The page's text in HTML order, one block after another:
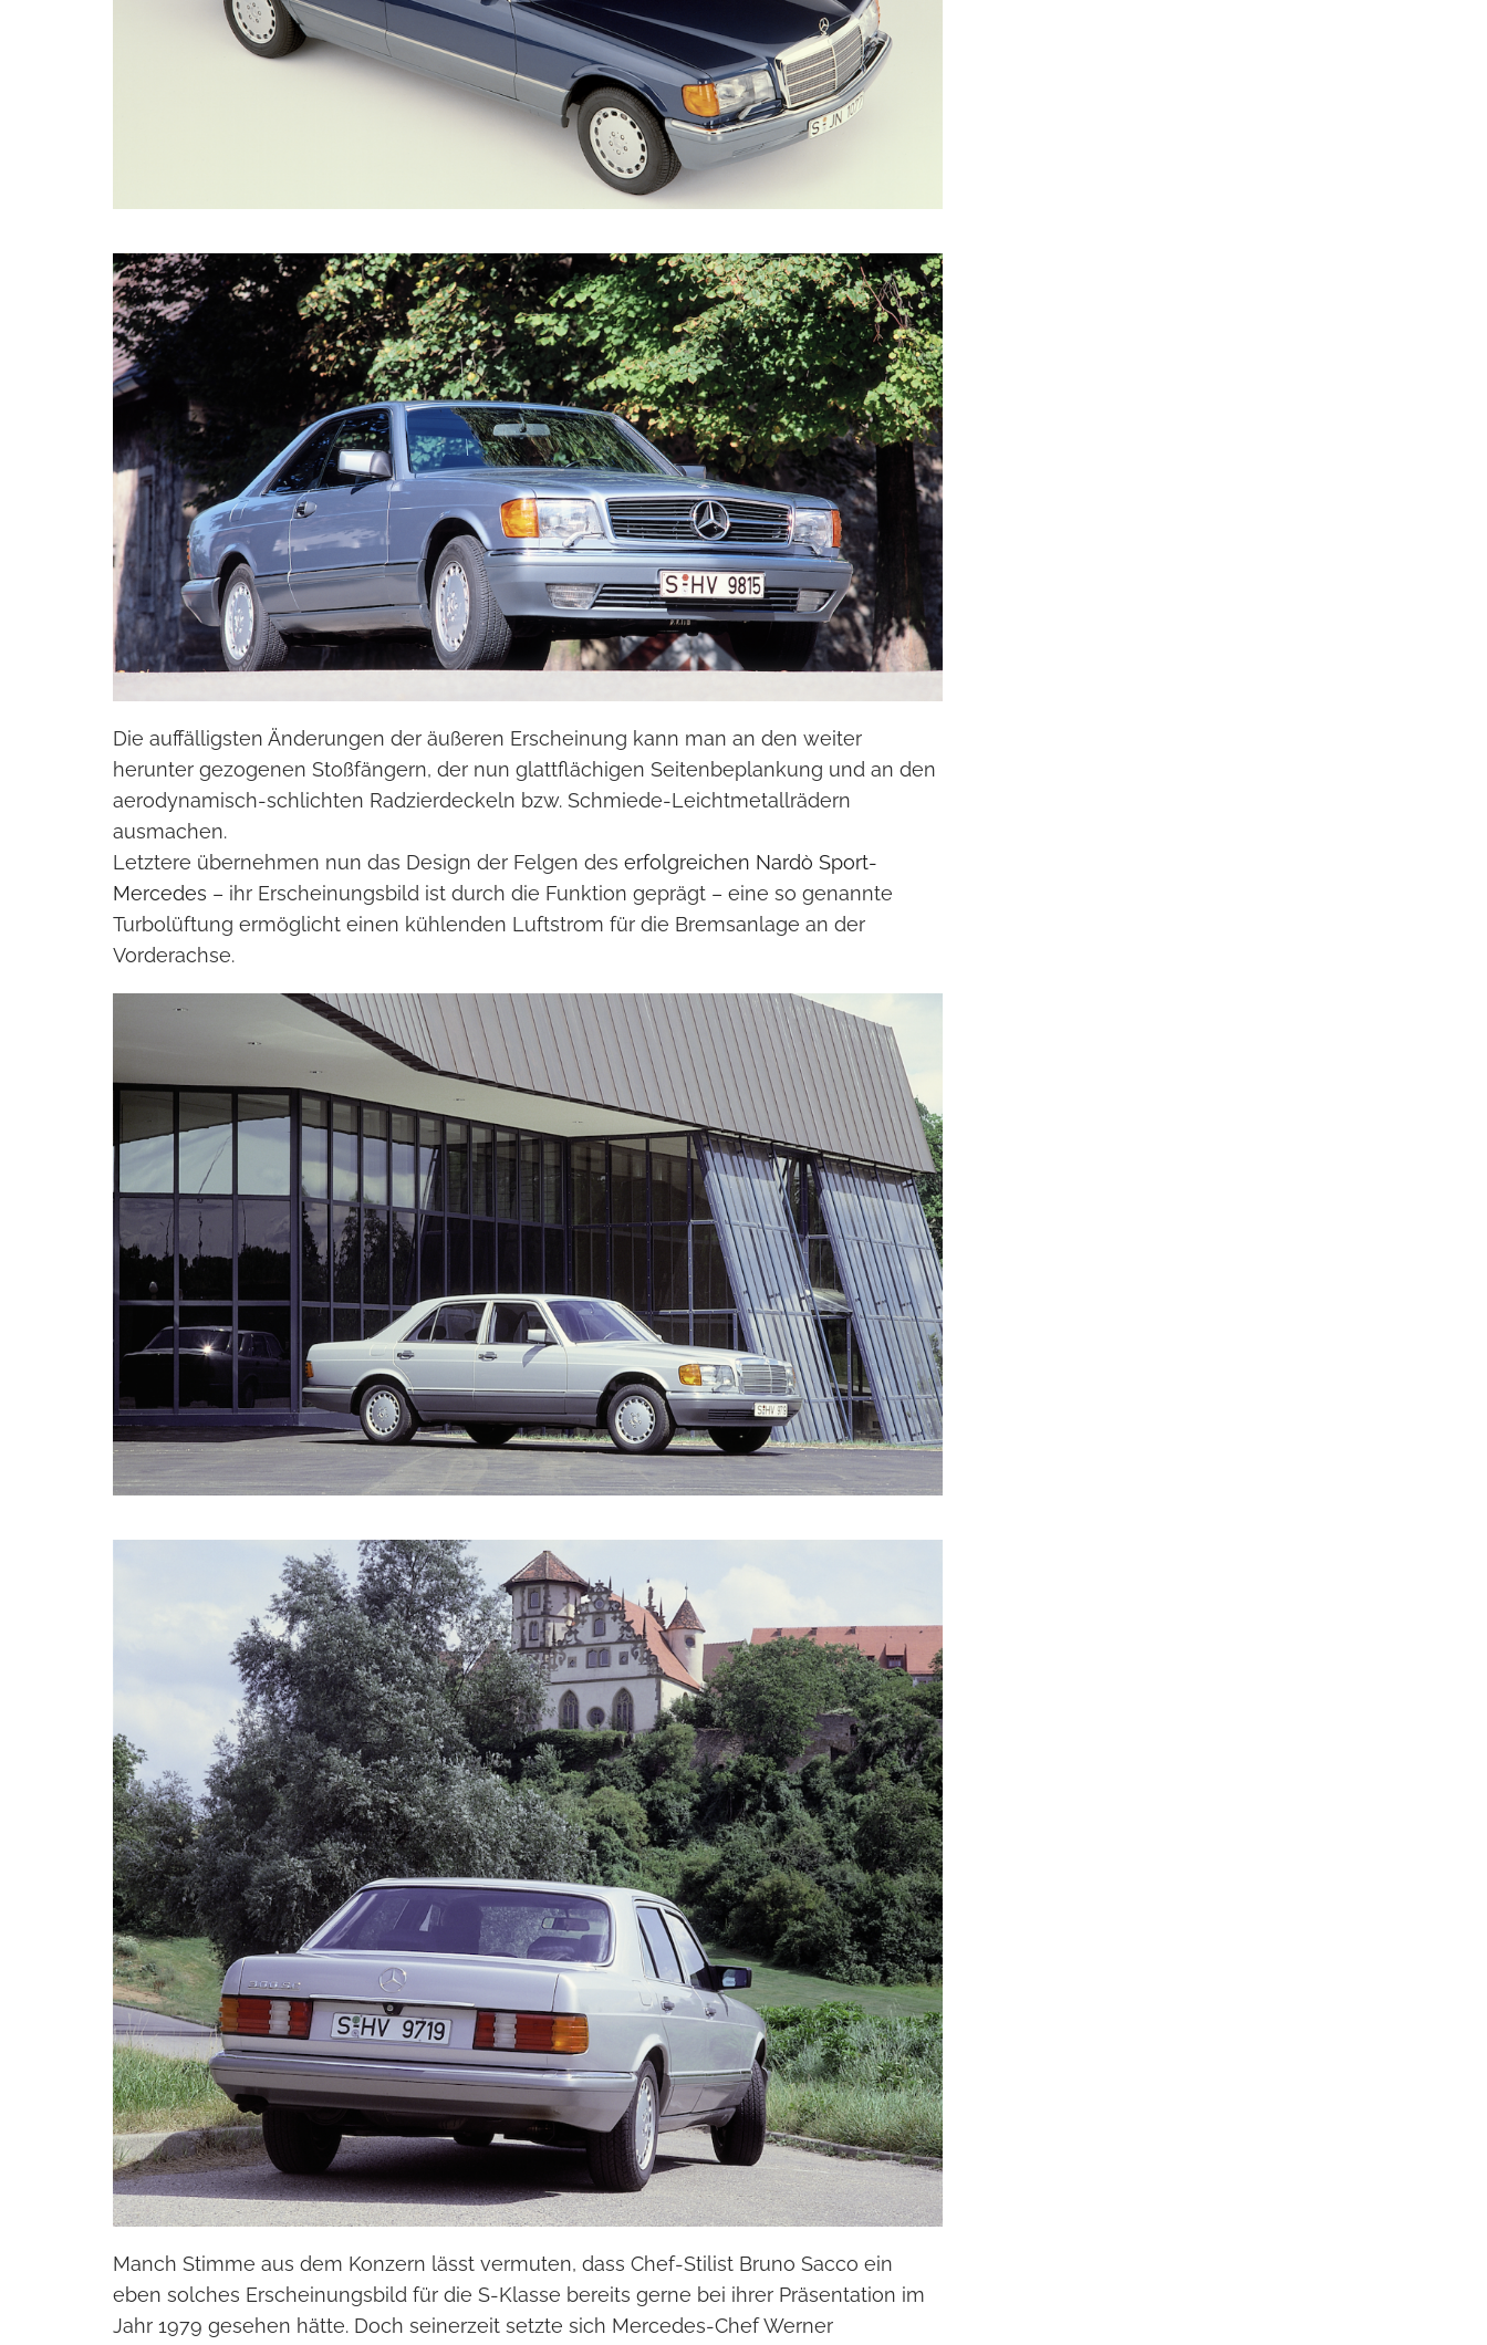
Die auffälligsten Änderungen der äußeren Erscheinung kann man an den weiter
herunter gezogenen Stoßfängern, der nun glattflächigen Seitenbeplankung und an den
aerodynamisch-schlichten Radzierdeckeln bzw. Schmiede-Leichtmetallrädern
ausmachen.
Letztere übernehmen nun das Design der Felgen des erfolgreichen Nardò Sport-
Mercedes – ihr Erscheinungsbild ist durch die Funktion geprägt – eine so genannte
Turbolüftung ermöglicht einen kühlenden Luftstrom für die Bremsanlage an der
Vorderachse.
Manch Stimme aus dem Konzern lässt vermuten, dass Chef-Stilist Bruno Sacco ein
eben solches Erscheinungsbild für die S-Klasse bereits gerne bei ihrer Präsentation im
Jahr 1979 gesehen hätte. Doch seinerzeit setzte sich Mercedes-Chef Werner